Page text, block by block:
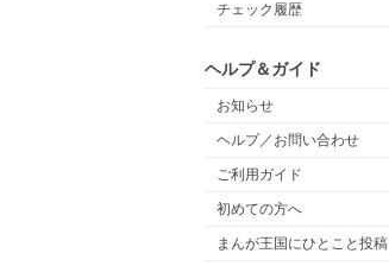
チェック履歴
ヘルプ＆ガイド
お知らせ
ヘルプ／お問い合わせ
ご利用ガイド
初めての方へ
まんが王国にひとこと投稿